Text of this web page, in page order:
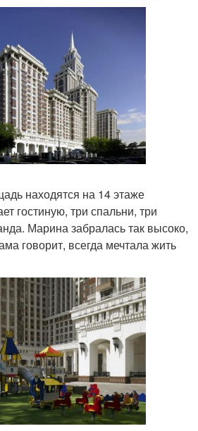
находятся на 14 этаже
гостиную, три спальни, три
Марина забралась так высоко,
говорит, всегда мечтала жить